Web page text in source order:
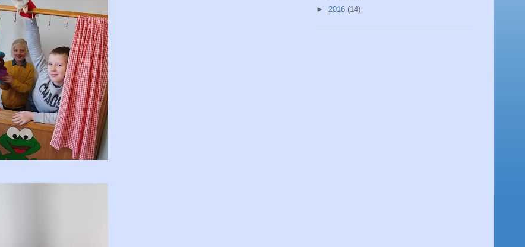
► 2016 (14)